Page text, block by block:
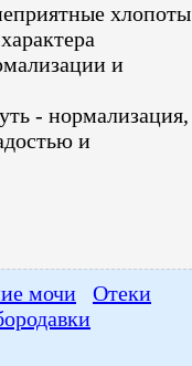
хлопоты
и
- нормализация,
и
мочи
Отеки